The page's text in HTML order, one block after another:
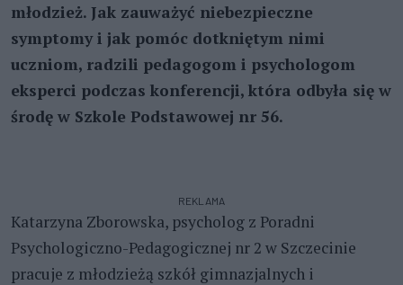
młodzież. Jak zauważyć niebezpieczne
symptomy i jak pomóc dotkniętym nimi
uczniom, radzili pedagogom i psychologom
eksperci podczas konferencji, która odbyła się w
środę w Szkole Podstawowej nr 56.
REKLAMA
Katarzyna Zborowska, psycholog z Poradni
Psychologiczno-Pedagogicznej nr 2 w Szczecinie
pracuje z młodzieżą szkół gimnazjalnych i